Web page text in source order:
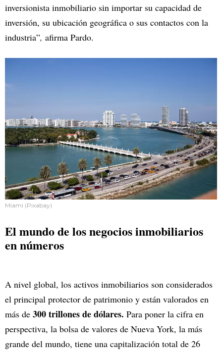
inversionista inmobiliario sin importar su capacidad de
inversión, su ubicación geográfica o sus contactos con la
industria”, afirma Pardo.
Miami (Pixabay)
El mundo de los negocios inmobiliarios
en números
A nivel global, los activos inmobiliarios son considerados
el principal protector de patrimonio y están valorados en
más de 300 trillones de dólares. Para poner la cifra en
perspectiva, la bolsa de valores de Nueva York, la más
grande del mundo, tiene una capitalización total de 26